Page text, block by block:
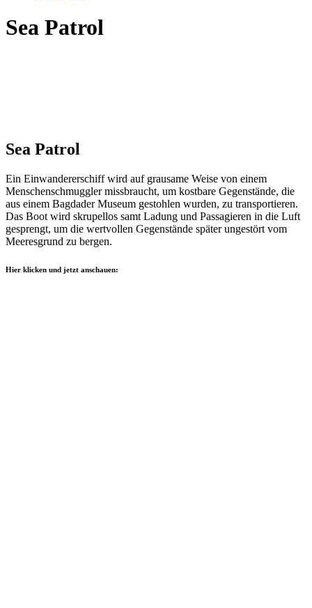
Sea Patrol
Sea Patrol
Ein Einwandererschiff wird auf grausame Weise von einem
Menschenschmuggler missbraucht, um kostbare Gegenstände, die
aus einem Bagdader Museum gestohlen wurden, zu transportieren.
Das Boot wird skrupellos samt Ladung und Passagieren in die Luft
gesprengt, um die wertvollen Gegenstände später ungestört vom
Meeresgrund zu bergen.
Hier klicken und jetzt anschauen: